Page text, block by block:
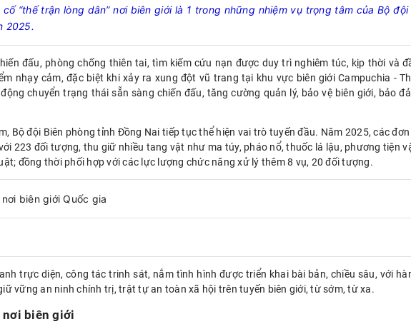
“thế trận lòng dân” nơi biên giớilà 1 trong những nhiệm vụ trọng tâm của Bộ đội
2025.
đấu, phòng chống thiên tai, tìm kiếm cứu nạn được duy trì nghiêm túc, kịp thời và
nhạy cảm, đặc biệt khi xảy ra xung đột vũ trang tại khu vực biên giới Campuchia -
chuyển trạng thái sẵn sàng chiến đấu, tăng cường quản lý, bảo vệ biên giới, bảo
Bộ đội Biên phòng tỉnh Đồng Nai tiếp tục thể hiện vai trò tuyến đầu. Năm 2025, các
223 đối tượng, thu giữ nhiều tang vật như ma túy, pháo nổ, thuốc lá lậu, phương tiện
đồng thời phối hợp với các lực lượng chức năng xử lý thêm 8 vụ, 20 đối tượng.
trực diện, công tác trinh sát, nắm tình hình được triển khai bài bản, chiều sâu, với
vững an ninh chính trị, trật tự an toàn xã hội trên tuyến biên giới, từ sớm, từ xa.
nơi biên giới